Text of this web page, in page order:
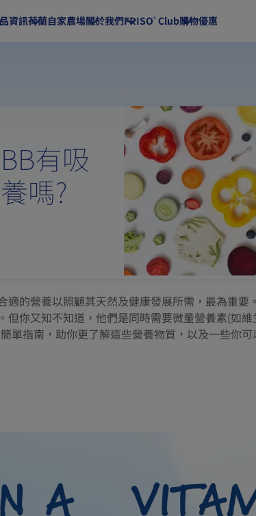
資訊
®
®
荷蘭自家農場關於我們FRISO® Club​購物優惠​
有吸
嗎?
適的營養以照顧其天然及健康發展所需，最為重要
但你又知不知道，他們是同時需要微量營養素(如
單指南，助你更了解這些營養物質，以及一些你可